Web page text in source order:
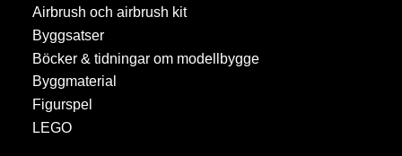
Airbrush och airbrush kit
Byggsatser
Böcker & tidningar om modellbygge
Byggmaterial
Figurspel
LEGO